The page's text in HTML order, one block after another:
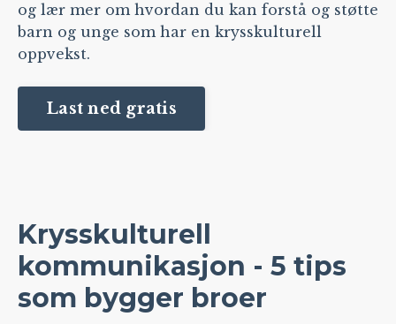
og lær mer om hvordan du kan forstå og støtte
barn og unge som har en krysskulturell
oppvekst.
Last ned gratis
Krysskulturell
kommunikasjon - 5 tips
som bygger broer